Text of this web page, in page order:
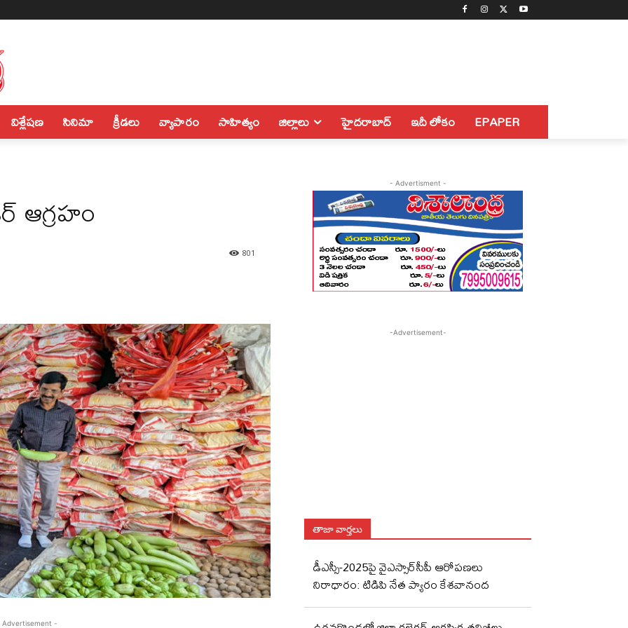
విశ్లేషణ సినిమా క్రీడలు వ్యాపారం సాహిత్యం జిల్లాలు హైదరాబాద్ ఇదీ లోకం EPAPER
ఆగ్రహం
801
-
- Advertisment -
-Advertisement-
తాజా వార్తలు
డీఎస్సీ-2025పై వైఎస్సార్‌సీపీ ఆరోపణలు
నిరాధారం: టిడిపి నేత ప్యారం కేశవానంద